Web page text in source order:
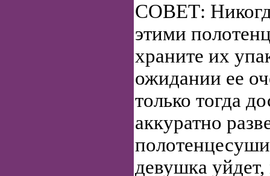
СОВЕТ:
этими
храните их
ожидании ее
только тогда
аккуратно
девушка